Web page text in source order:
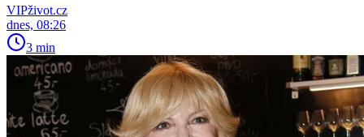
VIPživot.cz
dnes, 08:26
3 min